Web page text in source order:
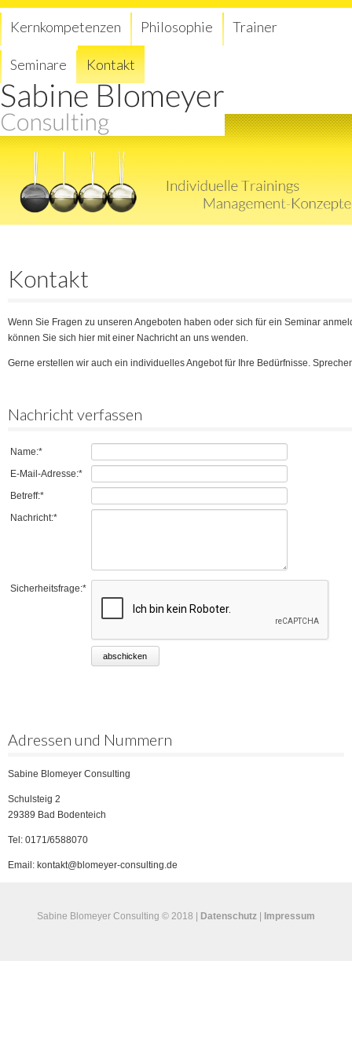
Navigation
überspringen
Kernkompetenzen Philosophie Trainer
Seminare Kontakt
Kontakt
Wenn Sie Fragen zu unseren Angeboten haben oder sich für ein Seminar
können Sie sich hier mit einer Nachricht an uns wenden.
Gerne erstellen wir auch ein individuelles Angebot für Ihre Bedürfnisse.
Nachricht verfassen
Pflichtfeld
Name:*
Pflichtfeld
E-Mail-Adresse:*
Pflichtfeld
Betreff:*
Pflichtfeld
Nachricht:*
Pflichtfeld
Sicherheitsfrage:*
Adressen und Nummern
Sabine Blomeyer Consulting
Schulsteig 2
29389 Bad Bodenteich
Tel: 0171/6588070
Email: kontakt@blomeyer-consulting.de
Sabine Blomeyer Consulting © 2018 | Datenschutz Impressum